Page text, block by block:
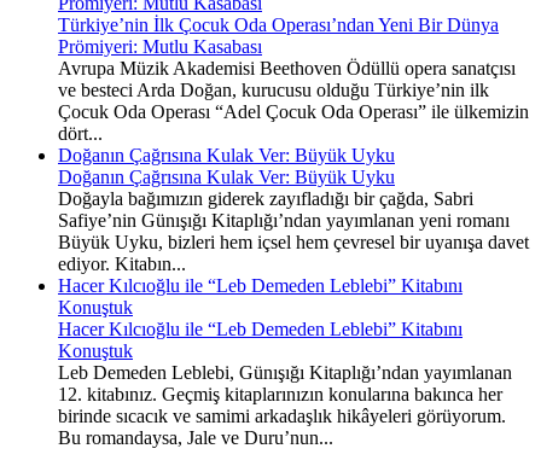
Türkiye’nin İlk Çocuk Oda Operası’ndan Yeni Bir Dünya
Prömiyeri: Mutlu Kasabası
Avrupa Müzik Akademisi Beethoven Ödüllü opera sanatçısı
ve besteci Arda Doğan, kurucusu olduğu Türkiye’nin ilk
Çocuk Oda Operası “Adel Çocuk Oda Operası” ile ülkemizin
dört...
Doğanın Çağrısına Kulak Ver: Büyük Uyku
Doğanın Çağrısına Kulak Ver: Büyük Uyku
Doğayla bağımızın giderek zayıfladığı bir çağda, Sabri
Safiye’nin Günışığı Kitaplığı’ndan yayımlanan yeni romanı
Büyük Uyku, bizleri hem içsel hem çevresel bir uyanışa davet
ediyor. Kitabın...
Hacer Kılcıoğlu ile “Leb Demeden Leblebi” Kitabını
Konuştuk
Hacer Kılcıoğlu ile “Leb Demeden Leblebi” Kitabını
Konuştuk
Leb Demeden Leblebi, Günışığı Kitaplığı’ndan yayımlanan
12. kitabınız. Geçmiş kitaplarınızın konularına bakınca her
birinde sıcacık ve samimi arkadaşlık hikâyeleri görüyorum.
Bu romandaysa, Jale ve Duru’nun...